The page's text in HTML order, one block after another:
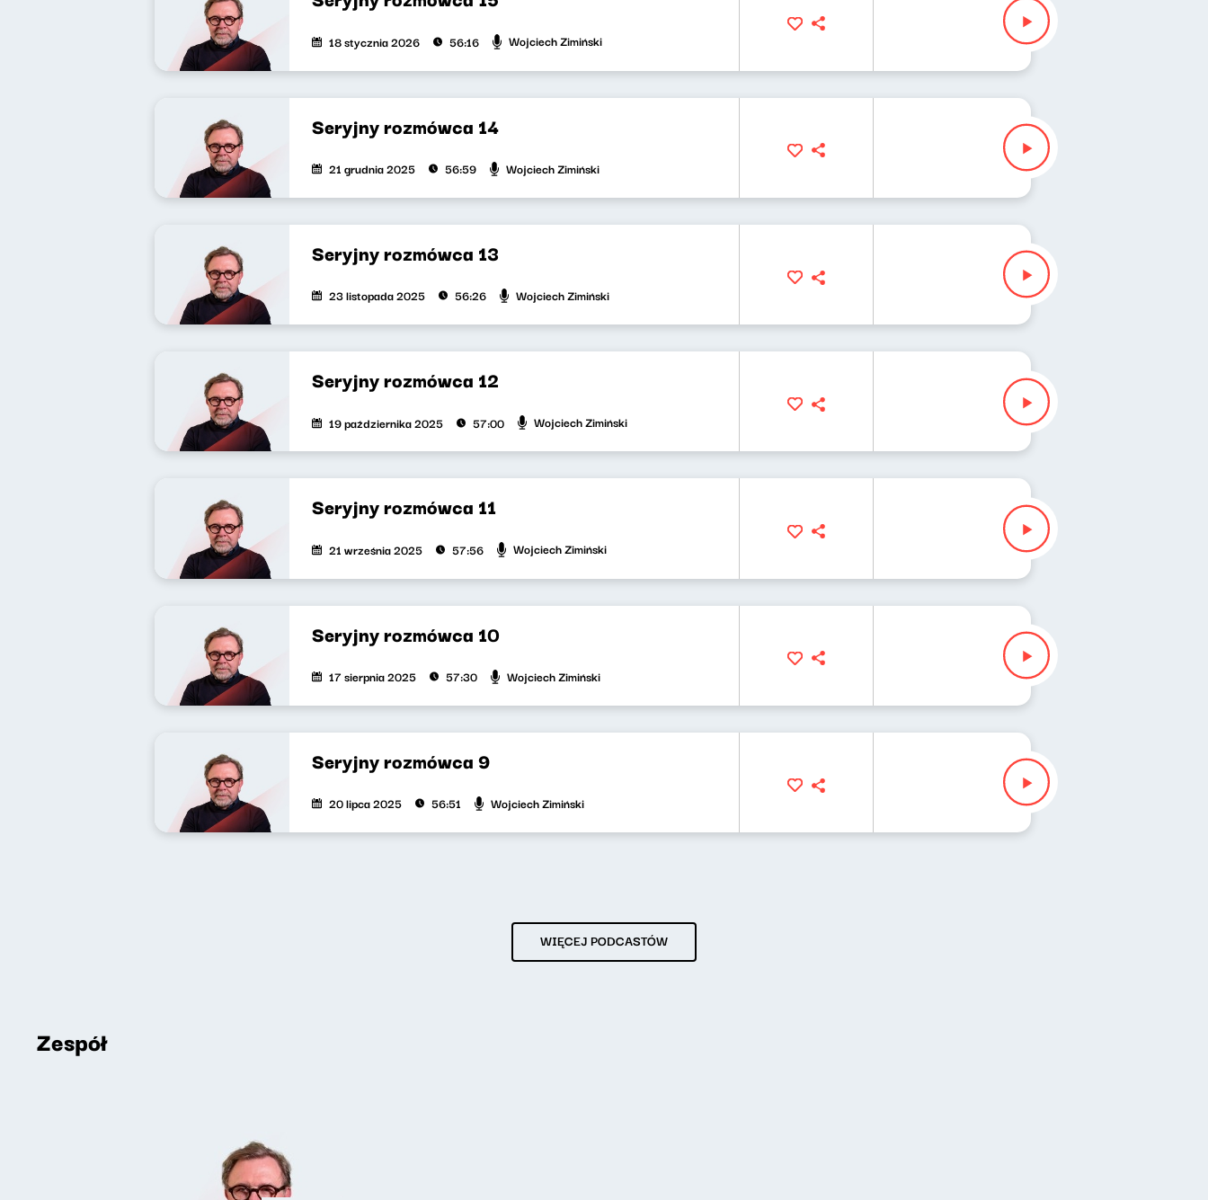
18 stycznia 2026 56:16 Wojciech Zimiński
Seryjny rozmówca 14
21 grudnia 2025 56:59 Wojciech Zimiński
Seryjny rozmówca 13
23 listopada 2025 56:26 Wojciech Zimiński
Seryjny rozmówca 12
19 października 2025 57:00 Wojciech Zimiński
Seryjny rozmówca 11
21 września 2025 57:56 Wojciech Zimiński
Seryjny rozmówca 10
17 sierpnia 2025 57:30 Wojciech Zimiński
Seryjny rozmówca 9
20 lipca 2025 56:51 Wojciech Zimiński
WIĘCEJ PODCASTÓW
Zespół